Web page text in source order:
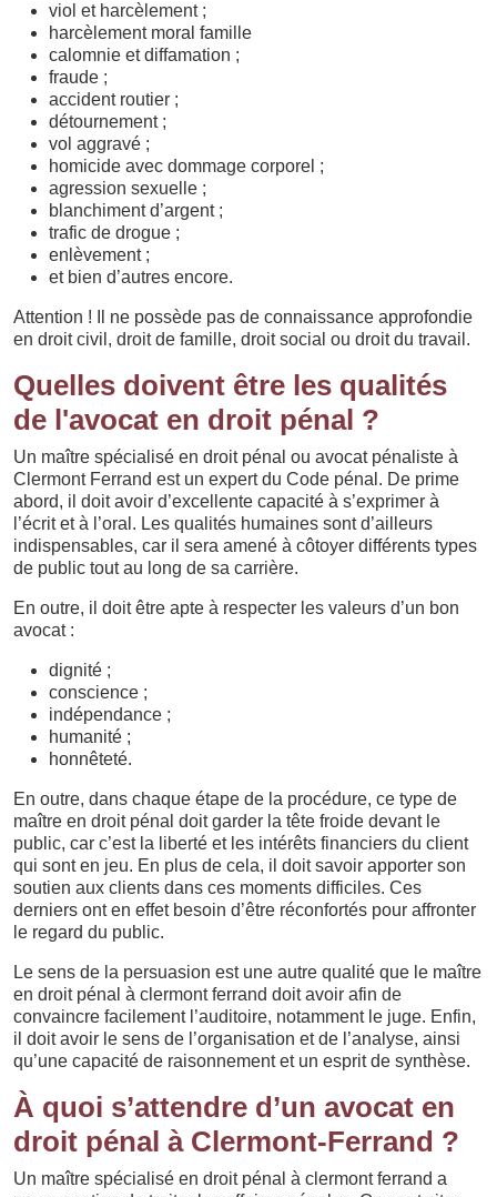
viol et harcèlement ;
harcèlement moral famille
calomnie et diffamation ;
fraude ;
accident routier ;
détournement ;
vol aggravé ;
homicide avec dommage corporel ;
agression sexuelle ;
blanchiment d’argent ;
trafic de drogue ;
enlèvement ;
et bien d’autres encore.
Attention ! Il ne possède pas de connaissance approfondie
en droit civil, droit de famille, droit social ou droit du travail.
Quelles doivent être les qualités
de l'avocat en droit pénal ?
Un maître spécialisé en droit pénal ou avocat pénaliste à
Clermont Ferrand est un expert du Code pénal. De prime
abord, il doit avoir d’excellente capacité à s’exprimer à
l’écrit et à l’oral. Les qualités humaines sont d’ailleurs
indispensables, car il sera amené à côtoyer différents types
de public tout au long de sa carrière.
En outre, il doit être apte à respecter les valeurs d’un bon
avocat :
dignité ;
conscience ;
indépendance ;
humanité ;
honnêteté.
En outre, dans chaque étape de la procédure, ce type de
maître en droit pénal doit garder la tête froide devant le
public, car c’est la liberté et les intérêts financiers du client
qui sont en jeu. En plus de cela, il doit savoir apporter son
soutien aux clients dans ces moments difficiles. Ces
derniers ont en effet besoin d’être réconfortés pour affronter
le regard du public.
Le sens de la persuasion est une autre qualité que le maître
en droit pénal à clermont ferrand doit avoir afin de
convaincre facilement l’auditoire, notamment le juge. Enfin,
il doit avoir le sens de l’organisation et de l’analyse, ainsi
qu’une capacité de raisonnement et un esprit de synthèse.
À quoi s’attendre d’un avocat en
droit pénal à Clermont-Ferrand ?
Un maître spécialisé en droit pénal à clermont ferrand a